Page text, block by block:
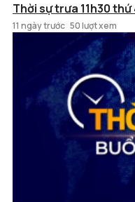
Thời sự trưa 11h30
11 ngày trước 50 lượt xem